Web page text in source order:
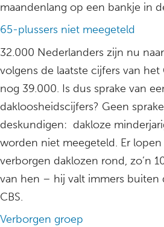
maandenlang op een bankje in
65-plussers niet meegeteld
32.000 Nederlanders zijn nu
volgens de laatste cijfers van het
nog 39.000. Is dus sprake van
dakloosheidscijfers? Geen
deskundigen: dakloze
worden niet meegeteld. Er
verborgen daklozen rond, zo’n
van hen – hij valt immers buiten
CBS.
Verborgen groep